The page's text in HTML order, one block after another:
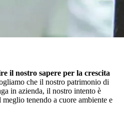
il nostro sapere per la crescita
che il nostro patrimonio di
in azienda, il nostro intento è
tenendo a cuore ambiente e